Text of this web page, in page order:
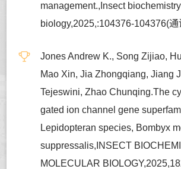
management.,Insect
biology,2025,:104376-104376(通
Jones Andrew K., Song Zijiao,
Mao Xin, Jia Zhongqiang, Jiang
Tejeswini, Zhao Chunqing.The
gated ion channel gene
Lepidopteran species, Bombyx
suppressalis,INSECT
MOLECULAR